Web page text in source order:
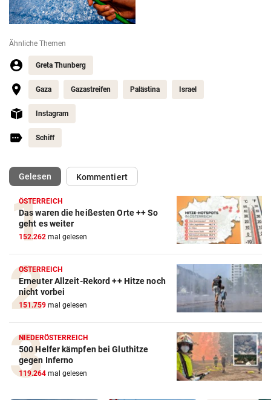
Ähnliche Themen
Greta Thunberg
Gaza Gazastreifen Palästina Israel
Instagram
Schiff
Gelesen(ausgewählt)Kommentiert
ÖSTERREICH
Das waren die heißesten Orte ++ So
geht es weiter
152.262 mal gelesen
ÖSTERREICH
Erneuter Allzeit-Rekord ++ Hitze noch
nicht vorbei
151.759 mal gelesen
NIEDERÖSTERREICH
500 Helfer kämpfen bei Gluthitze
gegen Inferno
119.264 mal gelesen